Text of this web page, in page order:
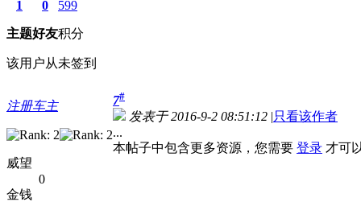
1
主题
0
好友
599
积分
该用户从未签到
注册车主
威望
0
金钱
7#
发表于 2016-9-2 08:51:12 |只看该作者
...
本帖子中包含更多资源，您需要 登录 才可